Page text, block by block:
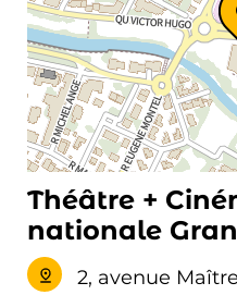
Théâtre +
nationale
2, avenue